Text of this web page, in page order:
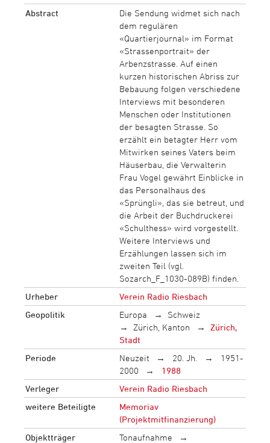
Abstract
Die Sendung widmet sich nach
dem regulären
«Quartierjournal» im Format
«Strassenportrait» der
Arbenzstrasse. Auf einen
kurzen historischen Abriss zur
Bebauung folgen verschiedene
Interviews mit besonderen
Menschen oder Institutionen
der besagten Strasse. So
erzählt ein betagter Herr vom
Mitwirken seines Vaters beim
Häuserbau, die Verwalterin
Frau Vogel gewährt Einblicke in
das Personalhaus des
«Sprüngli», das sie betreut, und
die Arbeit der Buchdruckerei
«Schulthess» wird vorgestellt.
Weitere Interviews und
Erzählungen lassen sich im
zweiten Teil (vgl.
Sozarch_F_1030-089B) finden.
Urheber
Verein Radio Riesbach
Geopolitik
Europa
Schweiz
Zürich, Kanton
Zürich,
Stadt
Periode
Neuzeit 20. Jh.
1951-
2000
1988
Verleger
Verein Radio Riesbach
weitere Beteiligte
Memoriav
(Projektmitfinanzierung)
Objektträger
Tonaufnahme